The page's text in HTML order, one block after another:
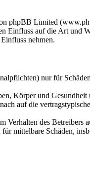
phpBB Limited
Einfluss auf die Art und
nehmen.
nur für
Körper und Gesundheit
auf die
des Betreibers
mittelbare Schäden,